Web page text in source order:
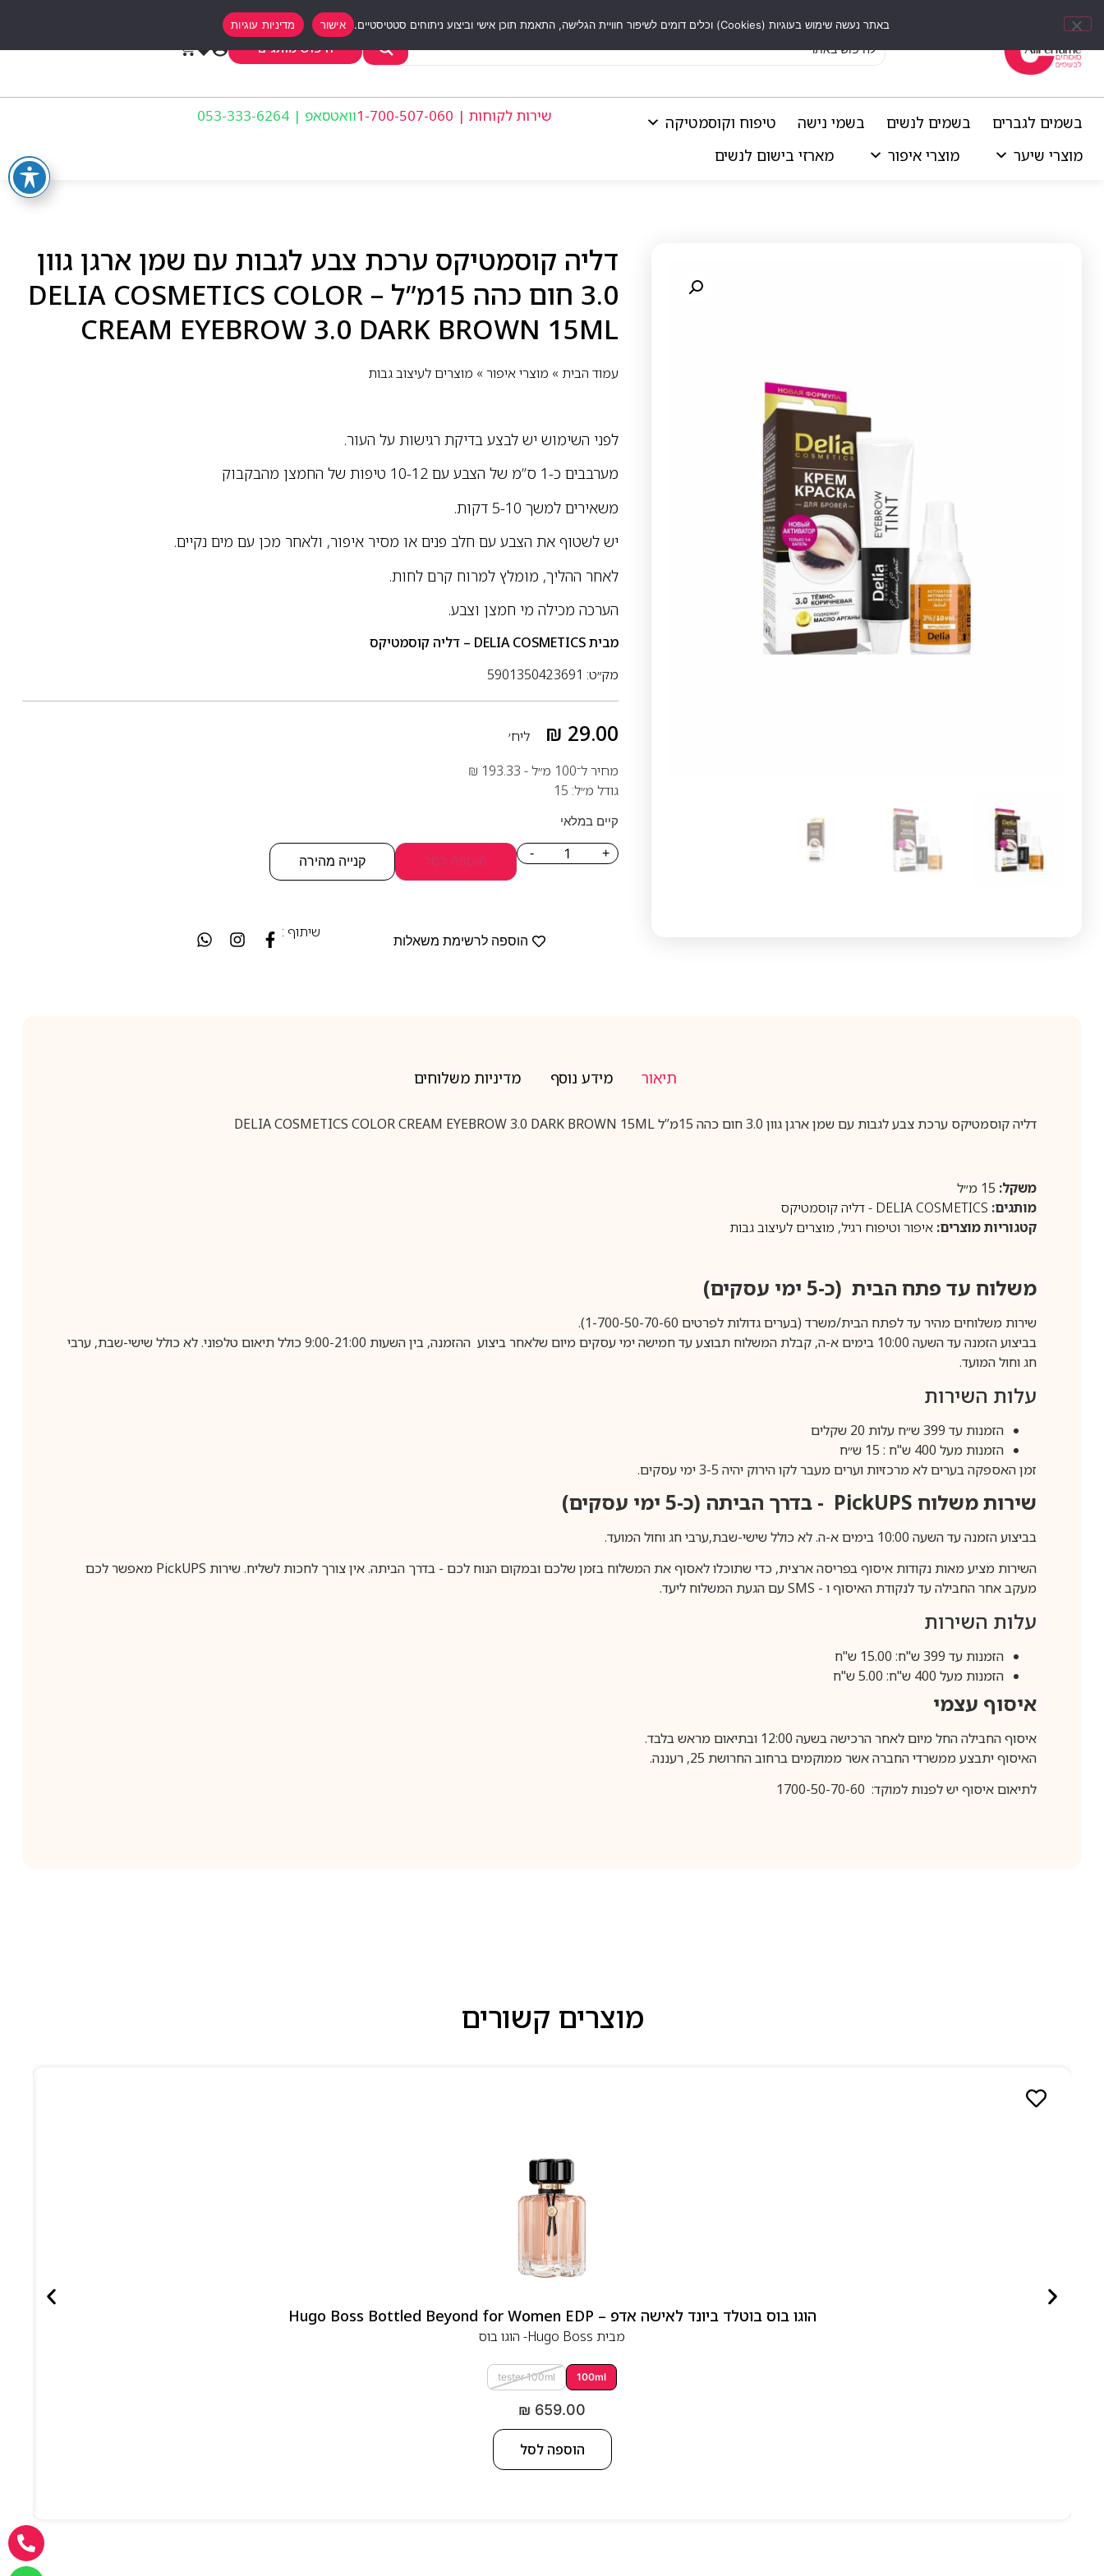
חיפוש מותגים
בשמים לגברים בשמים לנשים בשמי נישה
טיפוח וקוסמטיקה
מוצרי שיער
מוצרי איפור מארזי בישום לנשים
שירות לקוחות | 1-700-507-060 וואטסאפ | 053-333-6264
דליה קוסמטיקס ערכת צבע לגבות עם שמן ארגן גוון
3.0 חום כהה 15מ”ל – DELIA COSMETICS COLOR
CREAM EYEBROW 3.0 DARK BROWN 15ML
עמוד הבית » מוצרי איפור » מוצרים לעיצוב גבות
לפני השימוש יש לבצע בדיקת רגישות על העור.
מערבבים כ-1 ס”מ של הצבע עם 10-12 טיפות של החמצן מהבקבוק
משאירים למשך 5-10 דקות.
יש לשטוף את הצבע עם חלב פנים או מסיר איפור, ולאחר מכן עם מים נקיים.
לאחר ההליך, מומלץ למרוח קרם לחות.
הערכה מכילה מי חמצן וצבע.
מביתDELIA COSMETICS – דליה קוסמטיקס
מק״ט: 5901350423691
₪ 29.00
ליח׳
מחיר ל־100 מ״ל -
₪ 193.33
גודל מ״ל: 15
קיים במלאי
- +
הוספה לסל קנייה מהירה
הוספה לרשימת משאלות
שיתוף :
תיאור מידע נוסף מדיניות משלוחים
דליה קוסמטיקס ערכת צבע לגבות עם שמן ארגן גוון 3.0 חום כהה 15מ”ל DELIA COSMETICS COLOR CREAM EYEBROW 3.0 DARK BROWN 15ML
משקל:
מותגים: DELIA COSMETICS - דליה קוסמטיקס
קטגוריות מוצרים: איפור וטיפוח רגיל, מוצרים לעיצוב גבות
משלוח עד פתח הבית (כ-5 ימי עסקים)
שירות משלוחים מהיר עד לפתח הבית/משרד (בערים גדולות לפרטים 1-700-50-70-60).
בביצוע הזמנה עד השעה 10:00 בימים א-ה, קבלת המשלוח תבוצע עד חמישה ימי עסקים מיום שלאחר ביצוע ההזמנה, בין השעות 9:00-21:00 כולל תיאום טלפוני. לא כולל שישי-שבת, ערבי
חג וחול המועד.
עלות השירות
הזמנות עד 399 ש״ח עלות 20 שקלים
הזמנות מעל 400 ש"ח : 15 ש״ח
זמן האספקה בערים לא מרכזיות וערים מעבר לקו הירוק יהיה 3-5 ימי עסקים.
שירות משלוח PickUPS - בדרך הביתה (כ-5 ימי עסקים)
בביצוע הזמנה עד השעה 10:00 בימים א-ה. לא כולל שישי-שבת,ערבי חג וחול המועד.
השירות מציע מאות נקודות איסוף בפריסה ארצית, כדי שתוכלו לאסוף את המשלוח בזמן שלכם ובמקום הנוח לכם - בדרך הביתה. אין צורך לחכות לשליח. שירות PickUPS מאפשר לכם
מעקב אחר החבילה עד לנקודת האיסוף ו - SMSעם הגעת המשלוח ליעד.
עלות השירות
הזמנות עד 399 ש"ח: 15.00 ש"ח
הזמנות מעל 400 ש"ח: 5.00 ש"ח
איסוף עצמי
איסוף החבילה החל מיום לאחר הרכישה בשעה 12:00 ובתיאום מראש בלבד.
האיסוף יתבצע ממשרדי החברה אשר ממוקמים ברחוב החרושת 25, רעננה.
לתיאום איסוף יש לפנות למוקד: 1700-50-70-60
מוצרים קשורים
הוגו בוס בוטלד ביונד לאישה אדפ – Hugo Boss Bottled Beyond for Women EDP
מבית Hugo Boss- הוגו בוס
100ml
tester 100ml
₪ 659.00
הוספה לסל
באתר נעשה שימוש בעוגיות (Cookies) וכלים דומים לשיפור חוויית הגלישה, התאמת תוכן אישי וביצוע ניתוחים סטטיסטיים. אישור מדיניות עוגיות